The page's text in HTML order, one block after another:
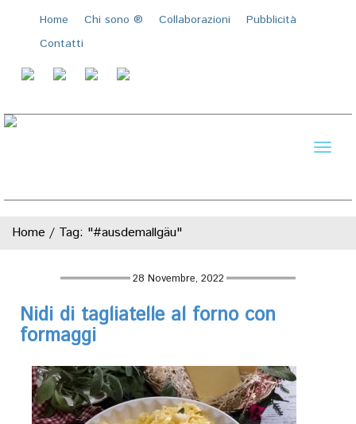
Home Chi sono ®️ Collaborazioni
Pubblicità
Contatti
Home / Tag: "#ausdemallgäu"
28 Novembre, 2022
Nidi di tagliatelle al forno con
formaggi